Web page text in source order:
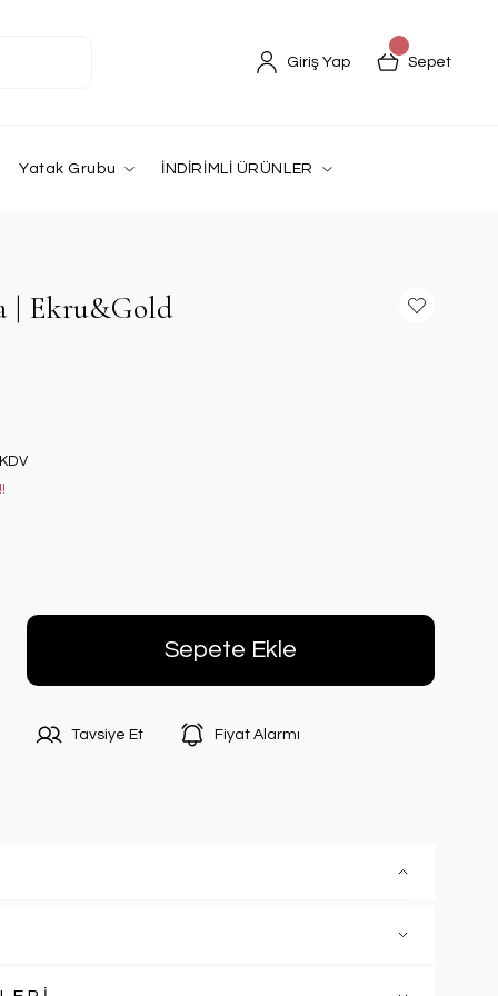
Giriş Yap Sepet
Yatak Grubu İNDİRİMLİ ÜRÜNLER
| Ekru&Gold
Sepete Ekle
Tavsiye Et Fiyat Alarmı